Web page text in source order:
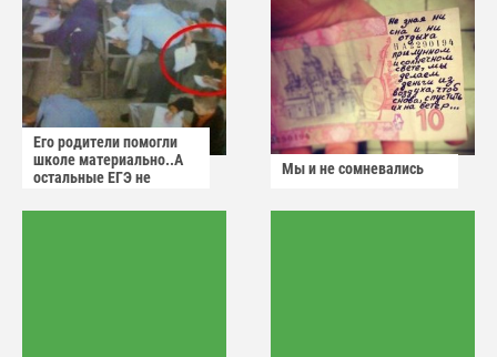
Его родители помогли
школе материально..А
остальные ЕГЭ не
Мы и не сомневались